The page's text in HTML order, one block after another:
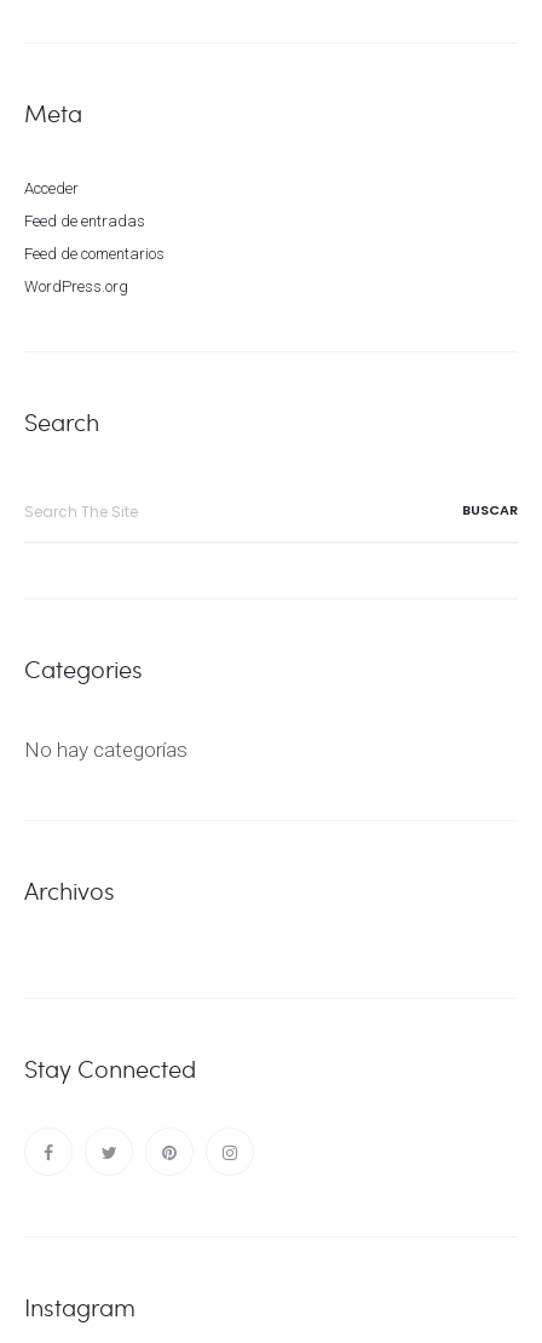
Meta
Acceder
Feed de entradas
Feed de comentarios
WordPress.org
Search
Categories
No hay categorías
Archivos
Stay Connected
Instagram